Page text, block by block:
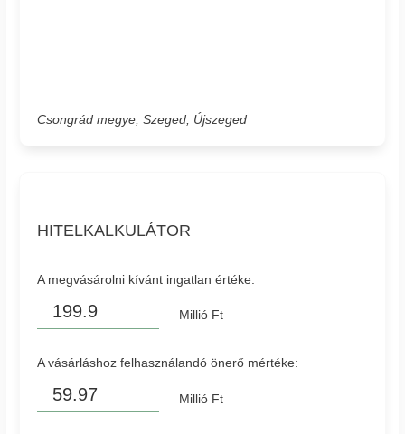
Csongrád megye, Szeged, Újszeged
HITELKALKULÁTOR
A megvásárolni kívánt ingatlan értéke:
Millió Ft
A vásárláshoz felhasználandó önerő mértéke:
Millió Ft